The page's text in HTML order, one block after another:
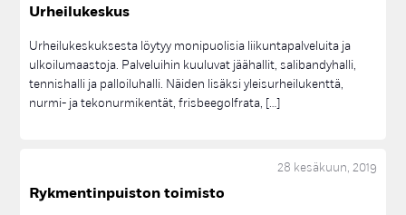
KYSELY LINJA-AUTOASEMA
MYYNTIIN
NESTE OHEISKOHDE
PALVELULLISTAMINEN
PALVELUVERKKO
PORI PUISTO
PUISTOJUMPPA
PUISTOKYLÄ
PUISTOMUUNTAMO
PUUKERROSTALO
RAKENTAMINEN
REITIT
RIVITALO
RYKMENTINPUISTO
RYKMENTINPUISTO OPEN
Ur­hei­lu­kes­kus
Urheilukeskuksesta löytyy monipuolisia liikuntapalveluita ja
ulkoilumaastoja. Palveluihin kuuluvat jäähallit, salibandyhalli,
tennishalli ja palloiluhalli. Näiden lisäksi yleisurheilukenttä,
nurmi- ja tekonurmikentät, frisbeegolfrata, […]
28 kesäkuun, 2019
Ryk­men­tin­puis­ton toi­mis­to